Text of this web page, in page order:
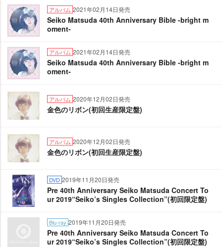
アルバム 2021年02月14日発売
Seiko Matsuda 40th Anniversary Bible -bright m
oment-
アルバム 2021年02月14日発売
Seiko Matsuda 40th Anniversary Bible -bright m
oment-
アルバム 2020年12月02日発売
金色のリボン(初回生産限定盤)
アルバム 2020年12月02日発売
金色のリボン(初回生産限定盤)
DVD 2019年11月20日発売
Pre 40th Anniversary Seiko Matsuda Concert To
ur 2019“Seiko’s Singles Collection”(初回限定盤)
Blu-ray 2019年11月20日発売
Pre 40th Anniversary Seiko Matsuda Concert To
ur 2019“Seiko’s Singles Collection”(初回限定盤)